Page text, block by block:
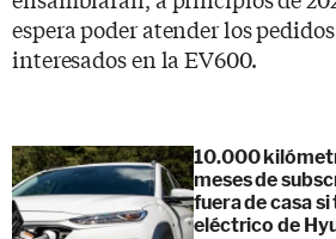
espera poder atender los
interesados en la EV600.
10.000
meses de
fuera de casa
eléctrico de